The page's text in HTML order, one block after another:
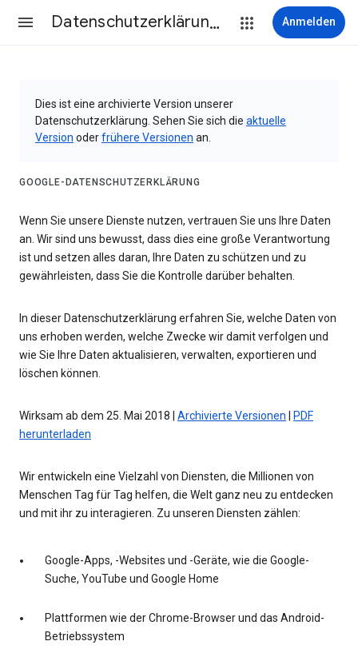
Datenschutzerklärung & Nutzungsbedingungen Anmelden
Dies ist eine archivierte Version unserer
Datenschutzerklärung. Sehen Sie sich die aktuelle
Version oderfrühere Versionen an.
GOOGLE-DATENSCHUTZERKLÄRUNG
Wenn Sie unsere Dienste nutzen, vertrauen Sie uns Ihre Daten
an. Wir sind uns bewusst, dass dies eine große Verantwortung
ist und setzen alles daran, Ihre Daten zu schützen und zu
gewährleisten, dass Sie die Kontrolle darüber behalten.
In dieser Datenschutzerklärung erfahren Sie, welche Daten von
uns erhoben werden, welche Zwecke wir damit verfolgen und
wie Sie Ihre Daten aktualisieren, verwalten, exportieren und
löschen können.
Wirksam ab dem 25. Mai 2018 | Archivierte Versionen
PDF
herunterladen
Wir entwickeln eine Vielzahl von Diensten, die Millionen von
Menschen Tag für Tag helfen, die Welt ganz neu zu entdecken
und mit ihr zu interagieren. Zu unseren Diensten zählen:
Google-Apps, -Websites und -Geräte, wie die Google-
Suche, YouTube und Google Home
Plattformen wie der Chrome-Browser und das Android-
Betriebssystem